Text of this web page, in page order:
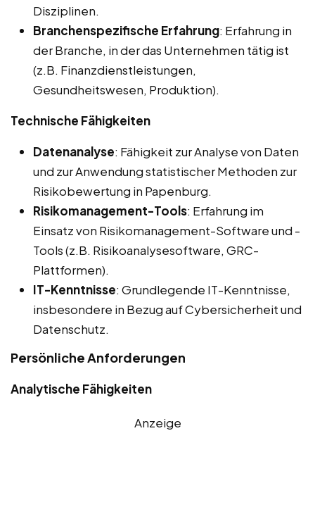
Disziplinen.
Branchenspezifische Erfahrung: Erfahrung in
der Branche, in der das Unternehmen tätig ist
(z.B. Finanzdienstleistungen,
Gesundheitswesen, Produktion).
Technische Fähigkeiten
Datenanalyse: Fähigkeit zur Analyse von Daten
und zur Anwendung statistischer Methoden zur
Risikobewertung in Papenburg.
Risikomanagement-Tools: Erfahrung im
Einsatz von Risikomanagement-Software und -
Tools (z.B. Risikoanalysesoftware, GRC-
Plattformen).
IT-Kenntnisse: Grundlegende IT-Kenntnisse,
insbesondere in Bezug auf Cybersicherheit und
Datenschutz.
Persönliche Anforderungen
Analytische Fähigkeiten
Anzeige